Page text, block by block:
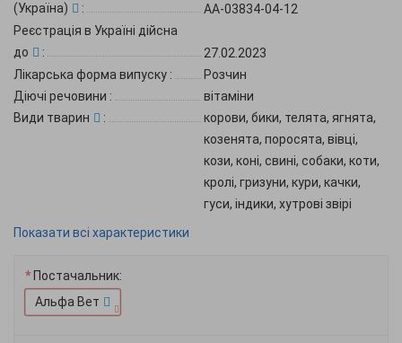
(Україна)
:
AA-03834-04-12
Реєстрація в Україні дійсна
до
:
27.02.2023
Лікарська форма випуску :
Розчин
Діючі речовини :
вітаміни
Види тварин
:
корови, бики, телята, ягнята,
козенята, поросята, вівці,
кози, коні, свині, собаки, коти,
кролі, гризуни, кури, качки,
гуси, індики, хутрові звірі
Показати всі характеристики
Постачальник:
Альфа Вет